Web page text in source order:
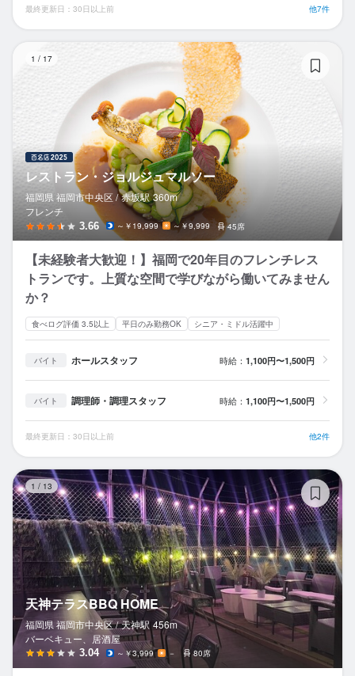
最終更新日：30日以上前 他7件
1 / 17
レストラン・ジョルジュマルソー
福岡県 福岡市中央区 / 赤坂駅 360m
フレンチ
3.66 ～￥19,999 ～￥9,999 45席
【未経験者大歓迎！】福岡で20年目のフレンチレス
トランです。上質な空間で学びながら働いてみません
か？
食べログ評価 3.5以上 平日のみ勤務OK シニア・ミドル活躍中
バイト ホールスタッフ 時給： 1,100円〜1,500円
バイト 調理師・調理スタッフ 時給： 1,100円〜1,500円
最終更新日：30日以上前 他2件
1 / 13
天神テラスBBQ HOME
福岡県 福岡市中央区 / 天神駅 456m
バーベキュー、居酒屋
3.04 ～￥3,999 － 80席